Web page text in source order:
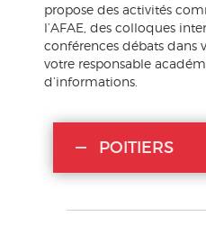
propose des activités
l’AFAE, des colloques
conférences débats dans
votre responsable
d’informations.
POITIERS